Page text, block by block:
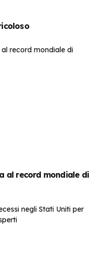
al record mondiale di